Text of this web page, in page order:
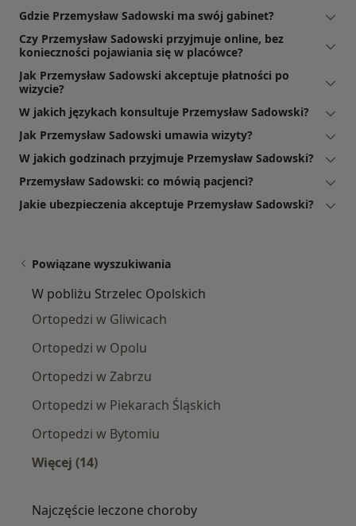
Gdzie Przemysław Sadowski ma swój gabinet?
Czy Przemysław Sadowski przyjmuje online, bez
konieczności pojawiania się w placówce?
Jak Przemysław Sadowski akceptuje płatności po
wizycie?
W jakich językach konsultuje Przemysław Sadowski?
Jak Przemysław Sadowski umawia wizyty?
W jakich godzinach przyjmuje Przemysław Sadowski?
Przemysław Sadowski: co mówią pacjenci?
Jakie ubezpieczenia akceptuje Przemysław Sadowski?
Powiązane wyszukiwania
W pobliżu Strzelec Opolskich
Ortopedzi w Gliwicach
Ortopedzi w Opolu
Ortopedzi w Zabrzu
Ortopedzi w Piekarach Śląskich
Ortopedzi w Bytomiu
Więcej (14)
Najczęście leczone choroby